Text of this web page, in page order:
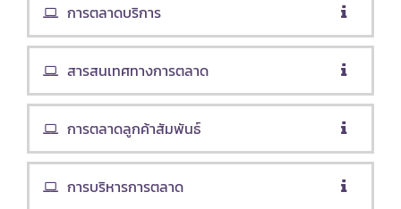
การตลาดบริการ
สารสนเทศทางการตลาด
การตลาดลูกค้าสัมพันธ์
การบริหารการตลาด